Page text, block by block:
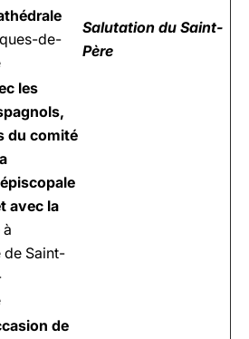
de-
Salutation du Saint-
Père
les
du comité
avec la
à
de Saint-
de